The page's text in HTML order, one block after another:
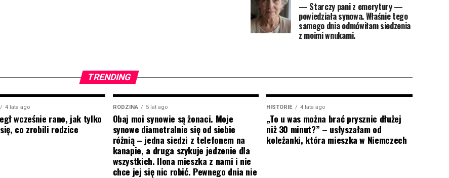
— Starczy pani z emerytury —
powiedziała synowa. Właśnie tego
samego dnia odmówiłam siedzenia
z moimi wnukami.
TRENDING
4 lata ago
wcześnie rano, jak tylko
co zrobili rodzice
RODZINA 5 lat ago
Obaj moi synowie są żonaci. Moje
synowe diametralnie się od siebie
różnią – jedna siedzi z telefonem na
kanapie, a druga szykuje jedzenie dla
wszystkich. Ilona mieszka z nami i nie
chce jej się nic robić. Pewnego dnia nie
HISTORIE 4 lata ago
„To u was można brać prysznic dłużej
niż 30 minut?” – usłyszałam od
koleżanki, która mieszka w Niemczech